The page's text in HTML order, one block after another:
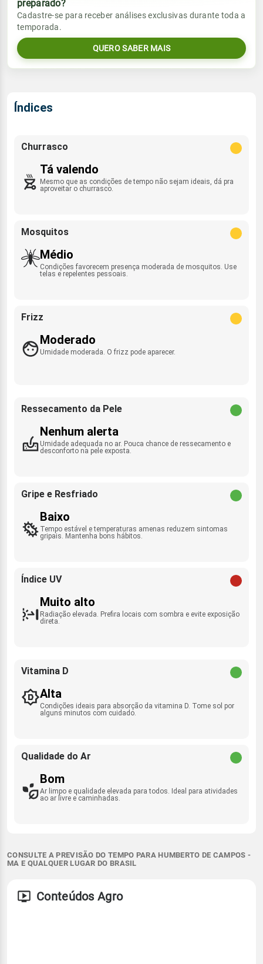
Umidade do ar
56% 93%
Rajada de vento
Sol
05:58h às 17:59h
Lua
Chuva
1.9mm
Umidade do ar
Vento
ENE - 12km/h
Rajada de vento
Sol
preparado?
Cadastre-se para receber análises exclusivas durante toda a
temporada.
QUERO SABER MAIS
Índices
Churrasco
Tá valendo
Mesmo que as condições de tempo não sejam ideais, dá pra
aproveitar o churrasco.
Mosquitos
Médio
Condições favorecem presença moderada de mosquitos. Use
telas e repelentes pessoais.
Frizz
Moderado
Umidade moderada. O frizz pode aparecer.
Ressecamento da Pele
Nenhum alerta
Umidade adequada no ar. Pouca chance de ressecamento e
desconforto na pele exposta.
Gripe e Resfriado
Baixo
Tempo estável e temperaturas amenas reduzem sintomas
gripais. Mantenha bons hábitos.
Índice UV
Muito alto
Radiação elevada. Prefira locais com sombra e evite exposição
direta.
Vitamina D
Alta
Condições ideais para absorção da vitamina D. Tome sol por
alguns minutos com cuidado.
Qualidade do Ar
Bom
Ar limpo e qualidade elevada para todos. Ideal para atividades
ao ar livre e caminhadas.
CONSULTE A PREVISÃO DO TEMPO PARA HUMBERTO DE CAMPOS -
MA E QUALQUER LUGAR DO BRASIL
Conteúdos Agro